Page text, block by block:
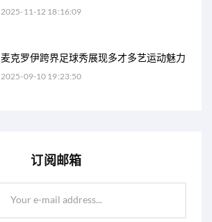
2025-11-12 18:16:09
麦克罗伊跨界足球秀展现多才多艺运动魅力
2025-09-10 19:23:50
订阅邮箱
Your e-mail address...